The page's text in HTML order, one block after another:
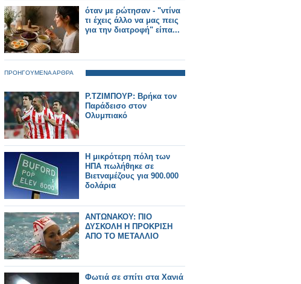
όταν με ρώτησαν - "ντίνα
τι έχεις άλλο να μας πεις
για την διατροφή" είπα...
ΠΡΟΗΓΟΥΜΕΝΑ ΑΡΘΡΑ
Ρ.ΤΖΙΜΠΟΥΡ: Βρήκα τον
Παράδεισο στον
Ολυμπιακό
Η μικρότερη πόλη των
ΗΠΑ πωλήθηκε σε
Βιετναμέζους για 900.000
δολάρια
ΑΝΤΩΝΑΚΟΥ: ΠΙΟ
ΔΥΣΚΟΛΗ Η ΠΡΟΚΡΙΣΗ
ΑΠΟ ΤΟ ΜΕΤΑΛΛΙΟ
Φωτιά σε σπίτι στα Χανιά